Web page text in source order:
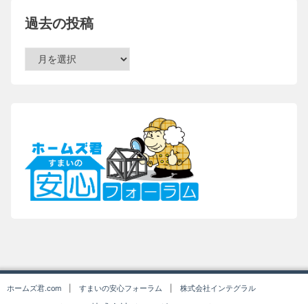
過去の投稿
ホームズ君.com すまいの安心フォーラム 株式会社インテグラル